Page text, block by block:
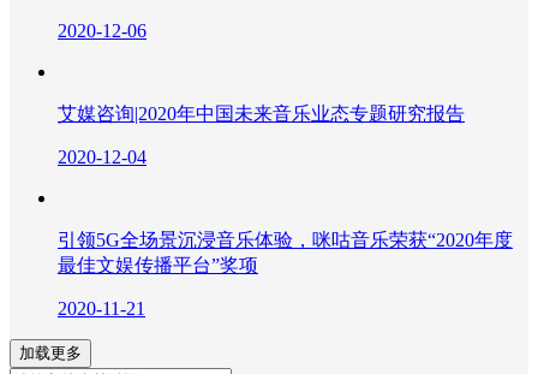
2020-12-06
艾媒咨询|2020年中国未来音乐业态专题研究报告
2020-12-04
引领5G全场景沉浸音乐体验，咪咕音乐荣获“2020年度
最佳文娱传播平台”奖项
2020-11-21
加载更多